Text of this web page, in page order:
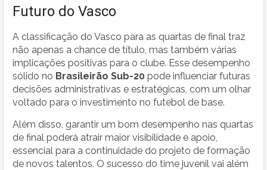
Futuro do Vasco
A classificação do Vasco para as quartas de final traz
não apenas a chance de título, mas também várias
implicações positivas para o clube. Esse desempenho
sólido no Brasileirão Sub-20 pode influenciar futuras
decisões administrativas e estratégicas, com um olhar
voltado para o investimento no futebol de base.
Além disso, garantir um bom desempenho nas quartas
de final poderá atrair maior visibilidade e apoio,
essencial para a continuidade do projeto de formação
de novos talentos. O sucesso do time juvenil vai além